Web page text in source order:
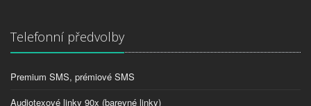
Telefonní předvolby
Premium SMS, prémiové SMS
Audiotexové linky 90x (barevné linky)